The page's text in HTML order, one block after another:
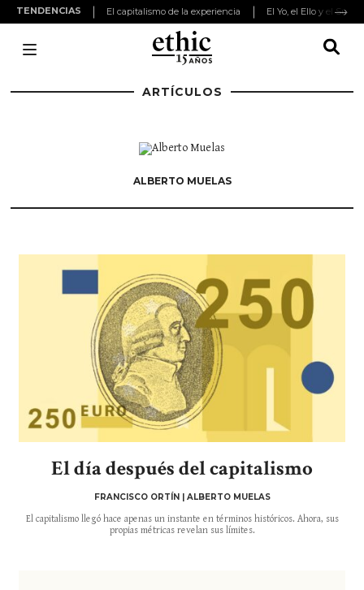
TENDENCIAS El capitalismo de la experiencia El Yo, el Ello y el
ARTÍCULOS
ALBERTO MUELAS
El día después del capitalismo
FRANCISCO ORTÍN | ALBERTO MUELAS
El capitalismo llegó hace apenas un instante en términos históricos. Ahora, sus
propias métricas revelan sus límites.